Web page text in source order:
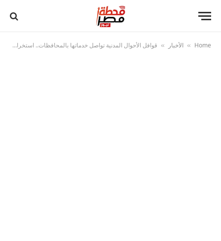
Home
» الأخبار » قوافل الأحوال المدنية تواصل خدماتها بالمحافظات.. استخراج أكثر من 5 آلاف بطاقة رقم قومي